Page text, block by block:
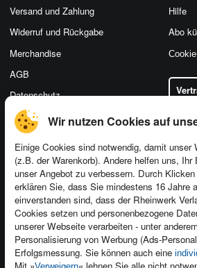
Wir nutzen Cookies auf
Einige Cookies sind notwendig, damit unser
(z.B. der Warenkorb). Andere helfen uns, Ihr
unser Angebot zu verbessern. Durch Klicken
erklären Sie, dass Sie mindestens 16 Jahre
einverstanden sind, dass der Rheinwerk
Cookies setzen und personenbezogene
unserer Webseite verarbeiten - unter
Personalisierung von Werbung (Ads-
Erfolgsmessung. Sie können auch eine
Kontakt
Newsletter
Für Unternehmen
Presseservice
Dozentenservice
Ein
Versand und Zahlung
Widerruf und Rückgabe
Merchandise
AGB
Datenschutz
Hilfe
Abo